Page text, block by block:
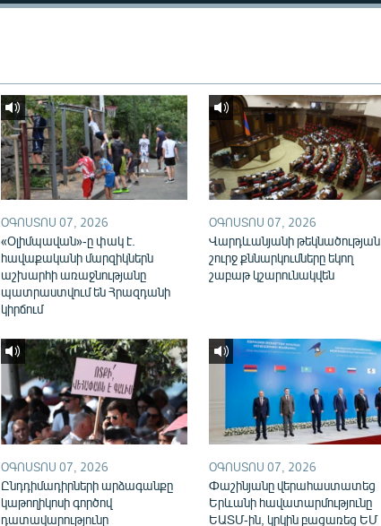
ՕԳՈՍՏՈՍ 07, 2026
«Օլիմպավան»-ը փակ է.
հավաքականի մարզիկներն
աշխարհի առաջնությանը
պատրաստվում են Հրազդանի
կիրճում
ՕԳՈՍՏՈՍ 07, 2026
Վարդևանյանի թեկնածության
շուրջ քննարկումները եկող
շաբաթ կշարունակվեն
ՕԳՈՍՏՈՍ 07, 2026
Ընդդիմադիրների արձագանքը
կաթողիկոսի գործով
դատավարությունը
ՕԳՈՍՏՈՍ 07, 2026
Փաշինյանը վերահաստատեց
Երևանի հավատարմությունը
ԵԱՏՄ-ին, կրկին բացառեց ԵՄ